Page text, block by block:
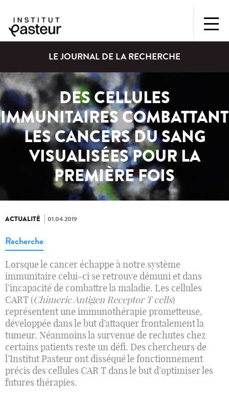
LE JOURNAL DE LA RECHERCHE
DES CELLULES
IMMUNITAIRES COMBATTANT
LES CANCERS DU SANG
VISUALISÉES POUR LA
PREMIÈRE FOIS
ACTUALITÉ 01.04.2019
Recherche
Lorsque le cancer échappe à notre système
immunitaire celui-ci se retrouve démuni et dans
l’incapacité de combattre la maladie. Les cellules
CART (Chimeric Antigen Receptor T cells)
représentent une immunothérapie prometteuse,
développée dans le but d’attaquer frontalement la
tumeur. Néanmoins la survenue de rechutes chez
certains patients reste un défi. Des chercheurs de
l’Institut Pasteur ont disséqué le fonctionnement
précis des cellules CAR T dans le but d’optimiser les
futures thérapies.